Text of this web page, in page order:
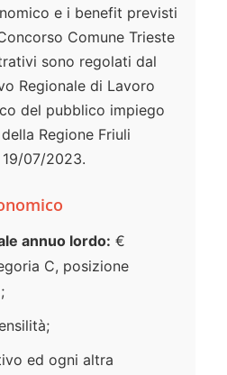
e i benefit previsti
Comune Trieste
sono regolati dal
Regionale di Lavoro
del pubblico impiego
Regione Friuli
07/2023.
annuo lordo: €
C, posizione
ed ogni altra